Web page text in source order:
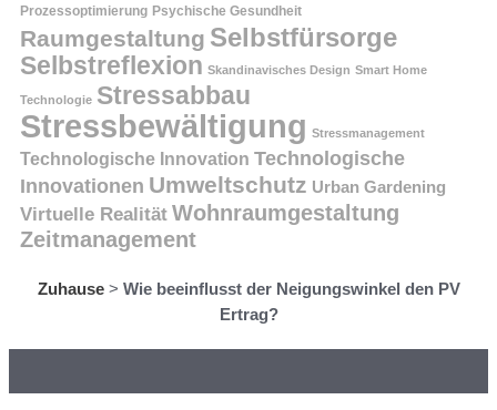
Prozessoptimierung Psychische Gesundheit
Raumgestaltung Selbstfürsorge
Selbstreflexion Skandinavisches Design Smart Home
Technologie Stressabbau
Stressbewältigung Stressmanagement
Technologische Innovation Technologische
Innovationen Umweltschutz Urban Gardening
Virtuelle Realität Wohnraumgestaltung
Zeitmanagement
Zuhause> Wie beeinflusst der Neigungswinkel den PV
Ertrag?